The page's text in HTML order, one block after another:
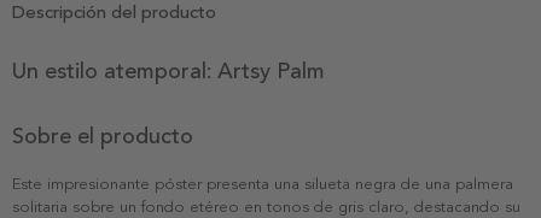
Descripción del producto
Un estilo atemporal: Artsy Palm
Sobre el producto
Este impresionante póster presenta una silueta negra de una palmera
solitaria sobre un fondo etéreo en tonos de gris claro, destacando su